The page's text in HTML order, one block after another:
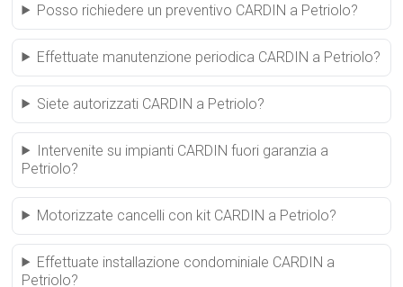
Posso richiedere un preventivo CARDIN a Petriolo?
Effettuate manutenzione periodica CARDIN a Petriolo?
Siete autorizzati CARDIN a Petriolo?
Intervenite su impianti CARDIN fuori garanzia a
Petriolo?
Motorizzate cancelli con kit CARDIN a Petriolo?
Effettuate installazione condominiale CARDIN a
Petriolo?